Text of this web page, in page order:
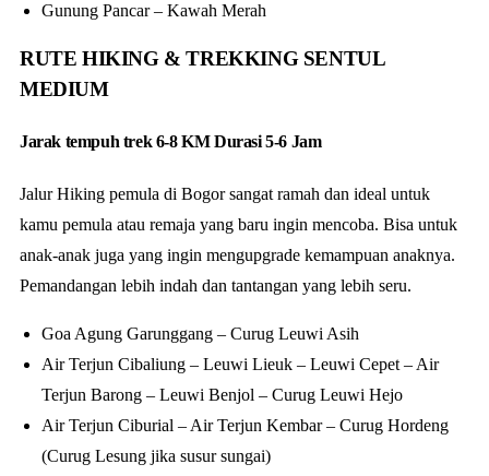
Gunung Pancar – Kawah Merah
RUTE HIKING & TREKKING SENTUL
MEDIUM
Jarak tempuh trek 6-8 KM Durasi 5-6 Jam
Jalur Hiking pemula di Bogor sangat ramah dan ideal untuk
kamu pemula atau remaja yang baru ingin mencoba. Bisa untuk
anak-anak juga yang ingin mengupgrade kemampuan anaknya.
Pemandangan lebih indah dan tantangan yang lebih seru.
Goa Agung Garunggang – Curug Leuwi Asih
Air Terjun Cibaliung – Leuwi Lieuk – Leuwi Cepet – Air
Terjun Barong – Leuwi Benjol – Curug Leuwi Hejo
Air Terjun Ciburial – Air Terjun Kembar – Curug Hordeng
(Curug Lesung jika susur sungai)